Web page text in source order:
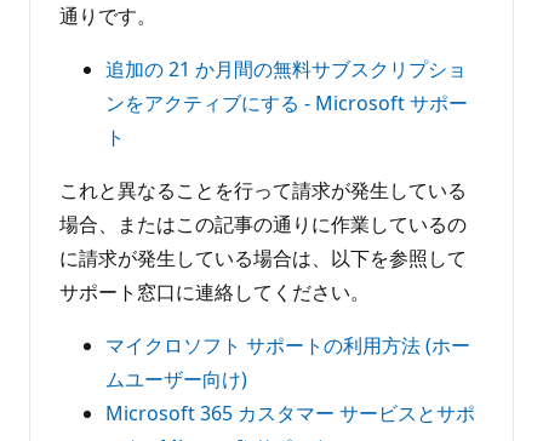
通りです。
追加の 21 か月間の無料サブスクリプショ
ンをアクティブにする - Microsoft サポー
ト
これと異なることを行って請求が発生している
場合、またはこの記事の通りに作業しているの
に請求が発生している場合は、以下を参照して
サポート窓口に連絡してください。
マイクロソフト サポートの利用方法 (ホー
ムユーザー向け)
Microsoft 365 カスタマー サービスとサポ